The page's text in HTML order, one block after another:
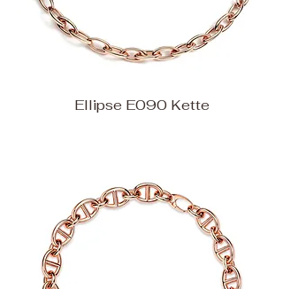
Ellipse E090 Kette